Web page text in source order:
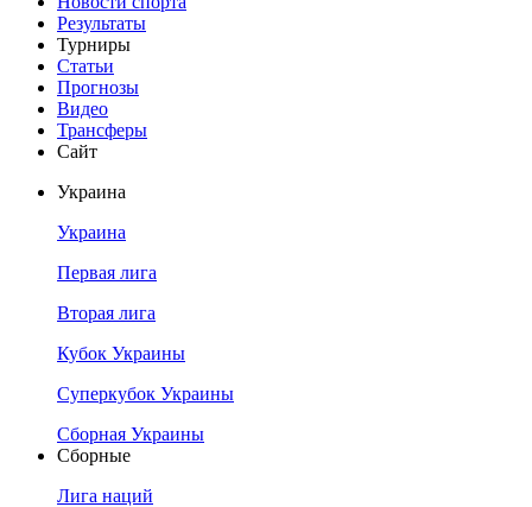
Результаты
Турниры
Статьи
Прогнозы
Видео
Трансферы
Сайт
Украина
Украина
Первая лига
Вторая лига
Кубок Украины
Суперкубок Украины
Сборная Украины
Сборные
Лига наций